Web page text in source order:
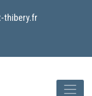
thibery.fr